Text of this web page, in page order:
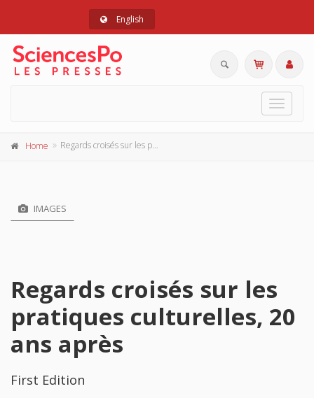
English
Toggle
Home Regards croisés sur les pratiques culturelles, 20 ans après
IMAGES
Regards croisés sur les
pratiques culturelles, 20
ans après
First Edition